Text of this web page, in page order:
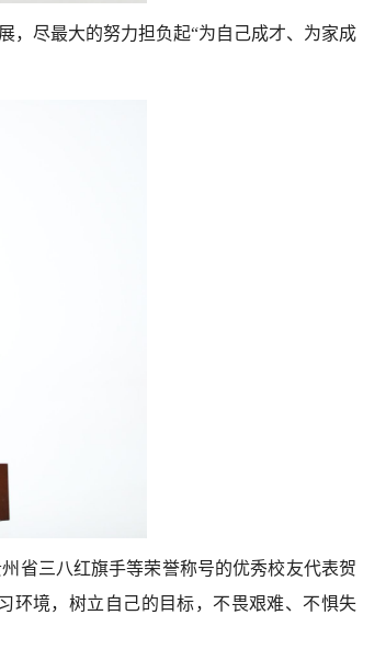
，尽最大的努力担负起“为自己成才、为家成
省三八红旗手等荣誉称号的优秀校友代表贺
环境，树立自己的目标，不畏艰难、不惧失